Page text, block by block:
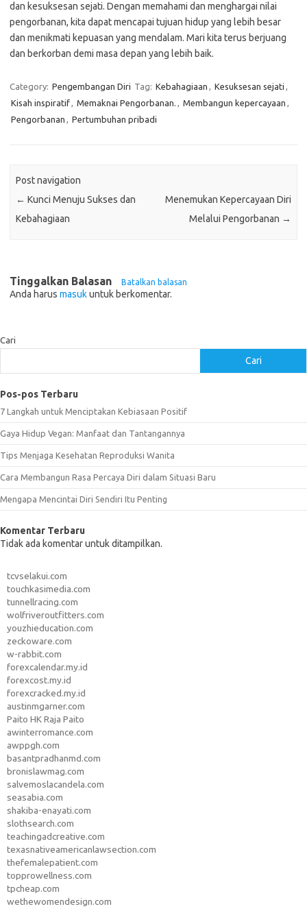
dan kesuksesan sejati. Dengan memahami dan menghargai nilai
pengorbanan, kita dapat mencapai tujuan hidup yang lebih besar
dan menikmati kepuasan yang mendalam. Mari kita terus berjuang
dan berkorban demi masa depan yang lebih baik.
Category: Pengembangan Diri Tag: Kebahagiaan , Kesuksesan sejati ,
Kisah inspiratif, Memaknai Pengorbanan. , Membangun kepercayaan ,
Pengorbanan , Pertumbuhan pribadi
Post navigation
← Kunci Menuju Sukses dan
Kebahagiaan
Menemukan Kepercayaan Diri
Melalui Pengorbanan →
Tinggalkan Balasan Batalkan balasan
Anda harus masukuntuk berkomentar.
Cari
Cari
Pos-pos Terbaru
7 Langkah untuk Menciptakan Kebiasaan Positif
Gaya Hidup Vegan: Manfaat dan Tantangannya
Tips Menjaga Kesehatan Reproduksi Wanita
Cara Membangun Rasa Percaya Diri dalam Situasi Baru
Mengapa Mencintai Diri Sendiri Itu Penting
Komentar Terbaru
Tidak ada komentar untuk ditampilkan.
tcvselakui.com
touchkasimedia.com
tunnellracing.com
wolfriveroutfitters.com
youzhieducation.com
zeckoware.com
w-rabbit.com
forexcalendar.my.id
forexcost.my.id
forexcracked.my.id
austinmgarner.com
Paito HK Raja Paito
awinterromance.com
awppgh.com
basantpradhanmd.com
bronislawmag.com
salvemoslacandela.com
seasabia.com
shakiba-enayati.com
slothsearch.com
teachingadcreative.com
texasnativeamericanlawsection.com
thefemalepatient.com
topprowellness.com
tpcheap.com
wethewomendesign.com